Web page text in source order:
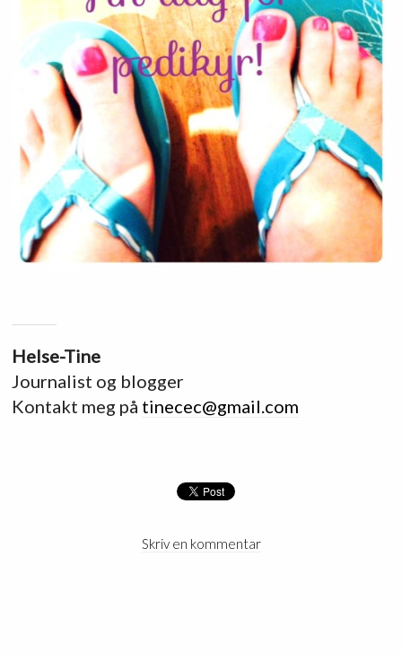
Helse-Tine
Journalist og blogger
Kontakt meg på tinecec@gmail.com
Skriv en kommentar